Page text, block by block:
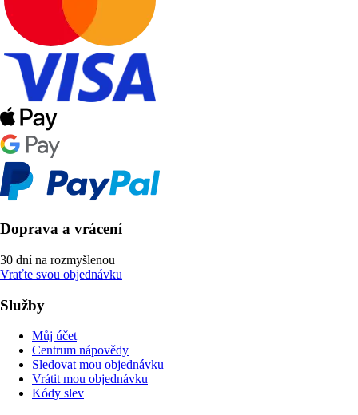
Doprava a vrácení
30 dní na rozmyšlenou
Vraťte svou objednávku
Služby
Můj účet
Centrum nápovědy
Sledovat mou objednávku
Vrátit mou objednávku
Kódy slev